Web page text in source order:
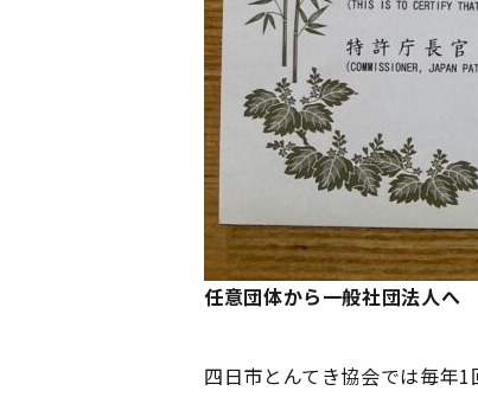
任意団体から一般社団法人へ
四日市とんてき協会では毎年